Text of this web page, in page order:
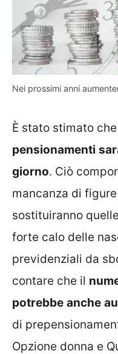
Nei prossimi anni
È stato stimato
pensionamenti
giorno. Ciò
mancanza di
sostituiranno
forte calo delle
previdenziali da
contare che il
potrebbe anche
di
Opzione donna e